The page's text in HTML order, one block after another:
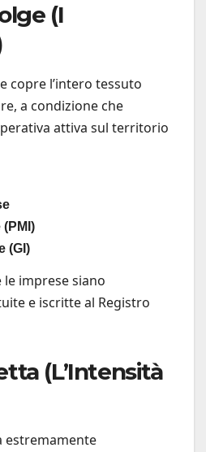
(I
copre l’intero tessuto
a condizione che
attiva sul territorio
(PMI)
(GI)
imprese siano
e iscritte al Registro
(L’Intensità
estremamente